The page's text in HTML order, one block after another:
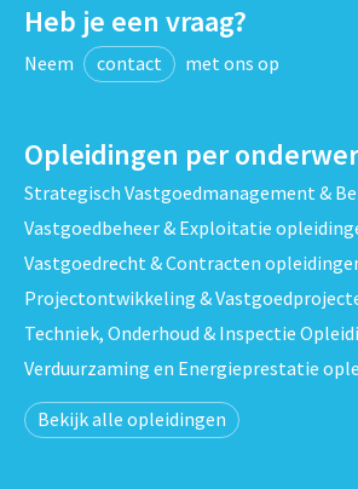
Heb je een vraag?
Neem contact met ons op
Opleidingen per
Strategisch Vastgoedmanagement &
Vastgoedbeheer & Exploitatie
Vastgoedrecht & Contracten
Projectontwikkeling &
Techniek, Onderhoud & Inspectie
Verduurzaming en Energieprestatie
Bekijk alle opleidingen